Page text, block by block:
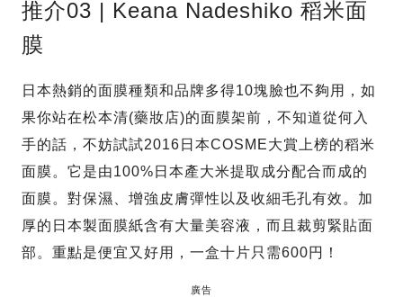
推介03 | Keana Nadeshiko 稻米面
膜
日本熱銷的面膜種類和品牌多得10塊臉也不夠用，如
果你站在松本清(藥妝店)的面膜架前，不知道從何入
手的話，不妨試試2016日本COSME大賞上榜的稻米
面膜。它是由100%日本產大米提取成分配合而成的
面膜。對保濕、增強皮膚彈性以及收細毛孔有效。加
厚的日本製面膜紙含有大量美容液，而且裁剪緊貼面
部。重點是便宜又好用，一盒十片只需600円！
廣告